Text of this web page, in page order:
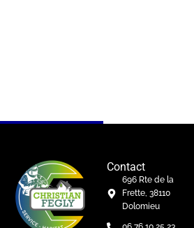
Contact
696 Rte de la
Frette, 38110
Dolomieu